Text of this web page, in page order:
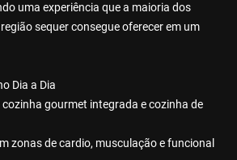
uma experiência que a maioria dos
sequer consegue oferecer em um
Dia a Dia
cozinha gourmet integrada e cozinha de
zonas de cardio, musculação e funcional